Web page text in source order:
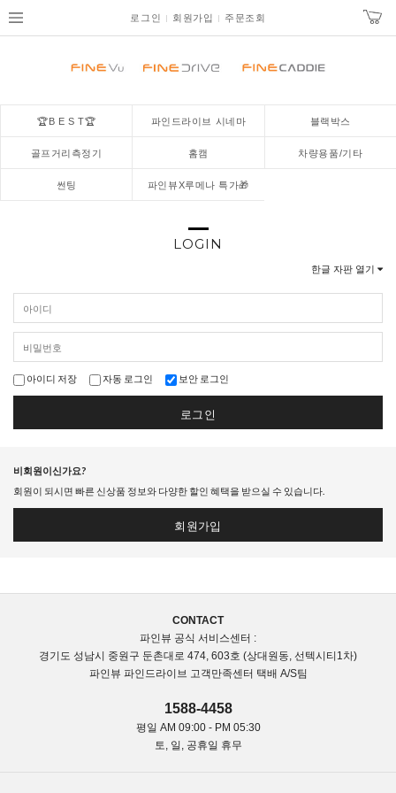
로그인 회원가입 주문조회
🏆B E S T🏆 파인드라이브 시네마 블랙박스
골프거리측정기 홈캠 차량용품/기타
썬팅 파인뷰X루메나 특가🎁
LOGIN
한글 자판 열기
아이디 저장 자동 로그인 보안 로그인
로그인
비회원이신가요?
회원이 되시면 빠른 신상품 정보와 다양한 할인 혜택을 받으실 수 있습니다.
회원가입
CONTACT
파인뷰 공식 서비스센터 :
경기도 성남시 중원구 둔촌대로 474, 603호 (상대원동, 선텍시티1차)
파인뷰 파인드라이브 고객만족센터 택배 A/S팀
1588-4458
평일 AM 09:00 - PM 05:30
토, 일, 공휴일 휴무